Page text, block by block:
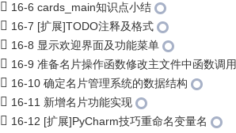
16-6 cards_main知识点小结
16-7 [扩展]TODO注释及格式
16-8 显示欢迎界面及功能菜单
16-9 准备名片操作函数修改主文件中函数调用
16-10 确定名片管理系统的数据结构
16-11 新增名片功能实现
16-12 [扩展]PyCharm技巧重命名变量名